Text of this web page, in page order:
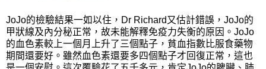
JoJo的檢驗結果一如以住，Dr Richard又估計錯誤，JoJo的
甲狀線及內分秘正常，故未能解釋免疫力失衡的原因。JoJo
的血色素較上一個月上升了三個點子，貧血指數比服食藥物
期間還要好。雖然血色素還要多四個點子才回復正常，這也